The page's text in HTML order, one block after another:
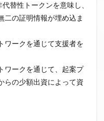
替性トークンを意味し、
二の証明情報が埋め込ま
ワークを通じて支援者を
ワークを通じて、起案プ
らの少額出資によって資